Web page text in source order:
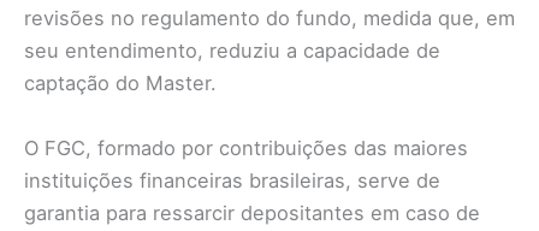
revisões no regulamento do fundo, medida que, em
seu entendimento, reduziu a capacidade de
captação do Master.
O FGC, formado por contribuições das maiores
instituições financeiras brasileiras, serve de
garantia para ressarcir depositantes em caso de